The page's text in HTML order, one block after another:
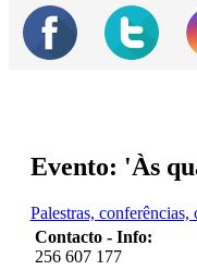
Evento: 'Às
Palestras,
Contacto - Info:
256 607 177